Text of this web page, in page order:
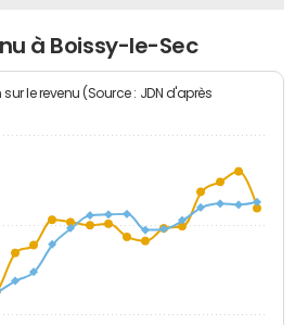
à Boissy-le-Sec
le revenu (Source : JDN d'après